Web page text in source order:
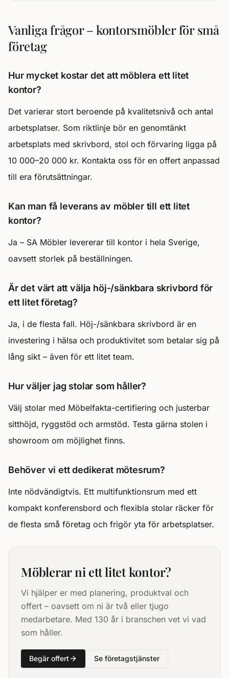
Vanliga frågor – kontorsmöbler för små
företag
Hur mycket kostar det att möblera ett litet
kontor?
Det varierar stort beroende på kvalitetsnivå och antal
arbetsplatser. Som riktlinje bör en genomtänkt
arbetsplats med skrivbord, stol och förvaring ligga på
10 000–20 000 kr. Kontakta oss för en offert anpassad
till era förutsättningar.
Kan man få leverans av möbler till ett litet
kontor?
Ja – SA Möbler levererar till kontor i hela Sverige,
oavsett storlek på beställningen.
Är det värt att välja höj-/sänkbara skrivbord för
ett litet företag?
Ja, i de flesta fall. Höj-/sänkbara skrivbord är en
investering i hälsa och produktivitet som betalar sig på
lång sikt – även för ett litet team.
Hur väljer jag stolar som håller?
Välj stolar med Möbelfakta-certifiering och justerbar
sitthöjd, ryggstöd och armstöd. Testa gärna stolen i
showroom om möjlighet finns.
Behöver vi ett dedikerat mötesrum?
Inte nödvändigtvis. Ett multifunktionsrum med ett
kompakt konferensbord och flexibla stolar räcker för
de flesta små företag och frigör yta för arbetsplatser.
Möblerar ni ett litet kontor?
Vi hjälper er med planering, produktval och
offert – oavsett om ni är två eller tjugo
medarbetare. Med 130 år i branschen vet vi vad
som håller.
Begär offert Se företagstjänster